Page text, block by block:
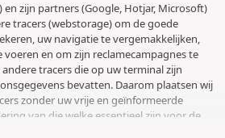
en zijn partners (Google, Hotjar, Microsoft)
tracers (webstorage) om de goede
uw navigatie te vergemakkelijken,
en om zijn reclamecampagnes te
tracers die op uw terminal zijn
bevatten. Daarom plaatsen wij
zonder uw vrije en geïnformeerde
van die welke essentieel zijn voor de